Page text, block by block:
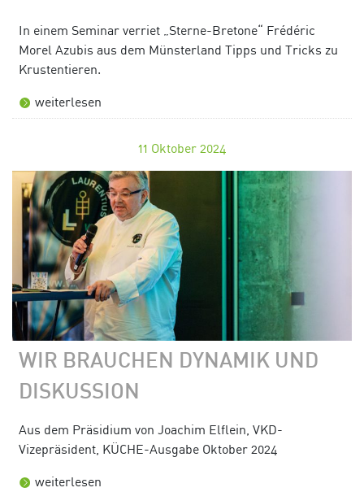
In einem Seminar verriet „Sterne-Bretone“ Frédéric
Morel Azubis aus dem Münsterland Tipps und Tricks zu
Krustentieren.
weiterlesen
11 Oktober 2024
WIR BRAUCHEN DYNAMIK UND
DISKUSSION
Aus dem Präsidium von Joachim Elflein, VKD-
Vizepräsident, KÜCHE-Ausgabe Oktober 2024
weiterlesen